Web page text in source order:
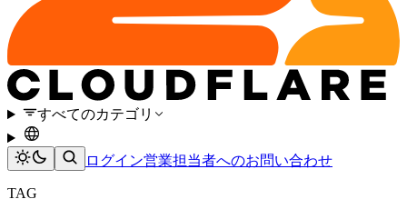
すべてのカテゴリ
ログイン営業担当者へのお問い合わせ
TAG